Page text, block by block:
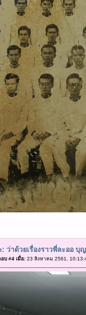
ว่าด้วยเรื่องราวพี่ละออ บุ
บ #4 เมื่อ:23 สิงหาคม 2561,